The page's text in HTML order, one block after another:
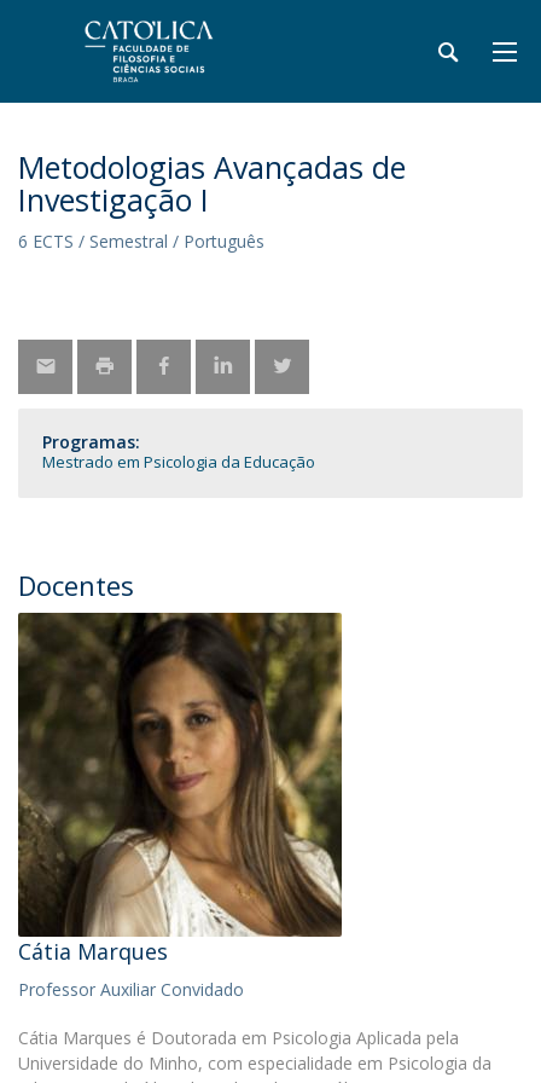
Metodologias Avançadas de
Investigação I
6 ECTS / Semestral / Português
Programas:
Mestrado em Psicologia da Educação
Docentes
Cátia Marques
Professor Auxiliar Convidado
Cátia Marques é Doutorada em Psicologia Aplicada pela
Universidade do Minho, com especialidade em Psicologia da